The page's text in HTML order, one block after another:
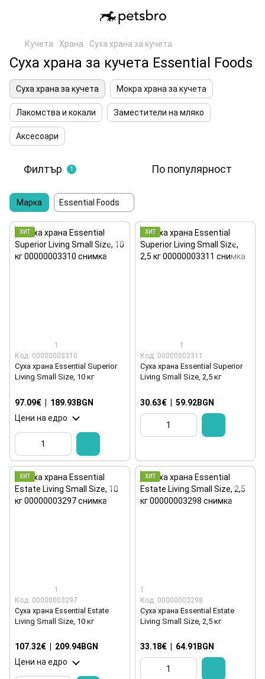
Кучета Храна Суха храна за кучета
Суха храна за кучета Essential Foods
Суха храна за кучета Мокра храна за кучета
Лакомства и кокали Заместители на мляко
Аксесоари
Филтър 1 По популярност
Марка Essential Foods
ХИТ
1
Код: 00000003310
Суха храна Essential Superior
Living Small Size, 10 кг
97.09€
189.93BGN
Цени на едро
ХИТ
1
Код: 00000003311
Суха храна Essential Superior
Living Small Size, 2,5 кг
30.63€ 59.92BGN
ХИТ
1
Код: 00000003297
Суха храна Essential Estate
Living Small Size, 10 кг
107.32€
209.94BGN
Цени на едро
ХИТ
1
Код: 00000003298
Суха храна Essential Estate
Living Small Size, 2,5 кг
33.18€ 64.91BGN